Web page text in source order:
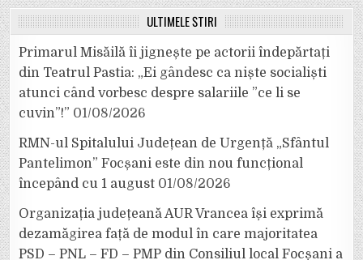
ULTIMELE ȘTIRI
Primarul Misăilă îi jignește pe actorii îndepărtați
din Teatrul Pastia: „Ei gândesc ca niște socialiști
atunci când vorbesc despre salariile ”ce li se
cuvin”!” 01/08/2026
RMN-ul Spitalului Județean de Urgență „Sfântul
Pantelimon” Focșani este din nou funcțional
începând cu 1 august 01/08/2026
Organizația județeană AUR Vrancea își exprimă
dezamăgirea față de modul în care majoritatea
PSD – PNL – FD – PMP din Consiliul local Focșani a